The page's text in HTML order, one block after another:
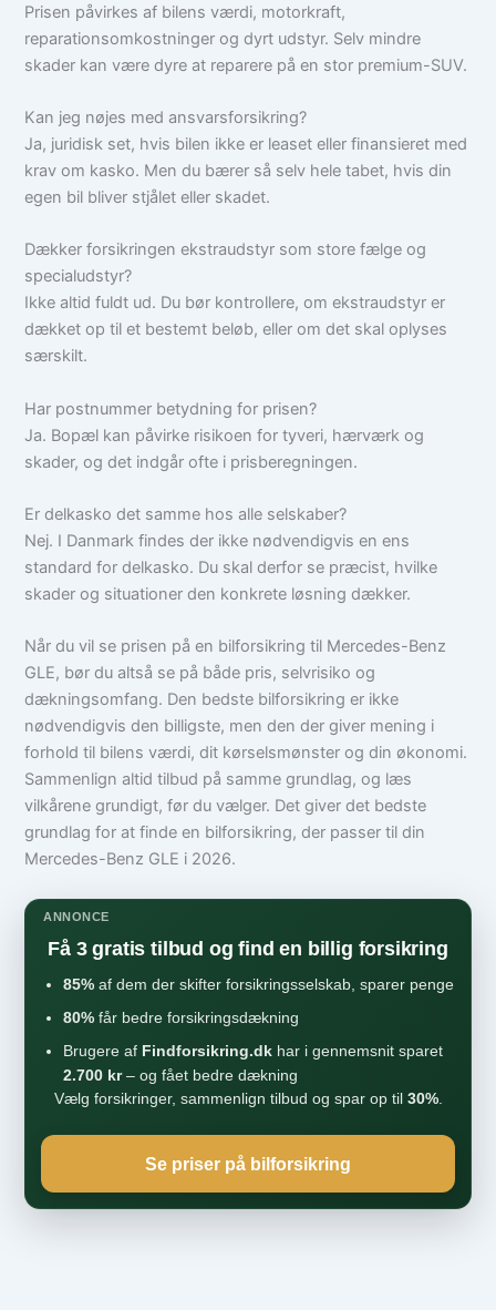
Prisen påvirkes af bilens værdi, motorkraft,
reparationsomkostninger og dyrt udstyr. Selv mindre
skader kan være dyre at reparere på en stor premium-SUV.
Kan jeg nøjes med ansvarsforsikring?
Ja, juridisk set, hvis bilen ikke er leaset eller finansieret med
krav om kasko. Men du bærer så selv hele tabet, hvis din
egen bil bliver stjålet eller skadet.
Dækker forsikringen ekstraudstyr som store fælge og
specialudstyr?
Ikke altid fuldt ud. Du bør kontrollere, om ekstraudstyr er
dækket op til et bestemt beløb, eller om det skal oplyses
særskilt.
Har postnummer betydning for prisen?
Ja. Bopæl kan påvirke risikoen for tyveri, hærværk og
skader, og det indgår ofte i prisberegningen.
Er delkasko det samme hos alle selskaber?
Nej. I Danmark findes der ikke nødvendigvis en ens
standard for delkasko. Du skal derfor se præcist, hvilke
skader og situationer den konkrete løsning dækker.
Når du vil se prisen på en bilforsikring til Mercedes-Benz
GLE, bør du altså se på både pris, selvrisiko og
dækningsomfang. Den bedste bilforsikring er ikke
nødvendigvis den billigste, men den der giver mening i
forhold til bilens værdi, dit kørselsmønster og din økonomi.
Sammenlign altid tilbud på samme grundlag, og læs
vilkårene grundigt, før du vælger. Det giver det bedste
grundlag for at finde en bilforsikring, der passer til din
Mercedes-Benz GLE i 2026.
ANNONCE
Få 3 gratis tilbud og find en billig forsikring
85% af dem der skifter forsikringsselskab, sparer penge
80% får bedre forsikringsdækning
Brugere af Findforsikring.dk har i gennemsnit sparet
2.700 kr– og fået bedre dækning
Vælg forsikringer, sammenlign tilbud og spar op til 30%.
Se priser på bilforsikring